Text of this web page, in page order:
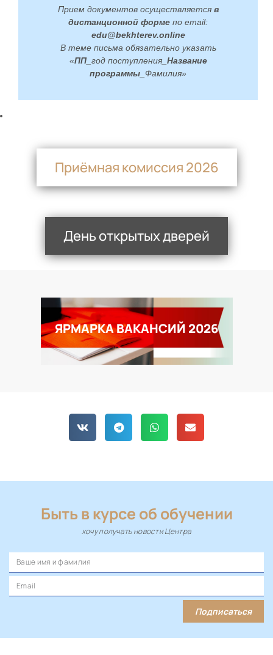
Прием документов осуществляется в
дистанционной форме по email:
edu@bekhterev.online
В теме письма обязательно указать
«ПП_ год поступления_Название
программы_ Фамилия»
Приёмная комиссия 2026
День открытых дверей
ЯРМАРКА ВАКАНСИЙ 2026
Быть в курсе об обучении
хочу получать новости Центра
Подписаться